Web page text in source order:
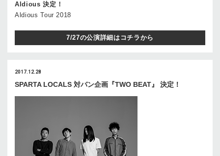
Aldious 決定！
Aldious Tour 2018
7/27の公演詳細はコチラから
2017.12.28
SPARTA LOCALS 対バン企画『TWO BEAT』 決定！